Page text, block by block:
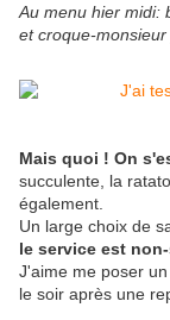
Au menu hier midi:
et croque-monsieur
Mais quoi ! On
succulente, la
également.
Un large choix de
le service est
J'aime me poser
le soir après une